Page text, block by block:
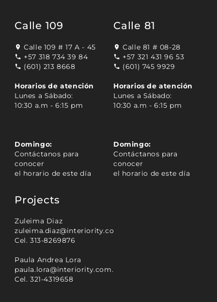
Calle 109
Calle 109 # 17 A - 45
+57 318 734 39 84
(601) 213 8668
Horarios de atención
Lunes a Sábado:
10:30 a.m - 6:15 pm
Domingo:
Contáctanos para
conocer
el horario de este día
Calle 81
Calle 81 # 08-28
+57 321 431 96 53
(601) 745 9929
Horarios de atención
Lunes a Sábado:
10:30 a.m - 6:15 pm
Domingo:
Contáctanos para
conocer
el horario de este día
Projects
Zuleima Diaz
zuleima.diaz@interiority.com.co
Cel. 313-8269876
Paula Andrea Lora
paula.lora@interiority.com.co
Cel. 321-4319658